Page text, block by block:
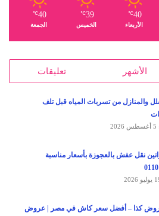
40
℃
الأربعاء
39
℃
الخميس
40
℃
الجمعة
الأشهر تعليقات
والمنازل من تسربات المياه قبل تلف
نقل عفش بالعجوزة بأسعار مناسبة
كذا – أفضل سعر كاش في مصر | عروض